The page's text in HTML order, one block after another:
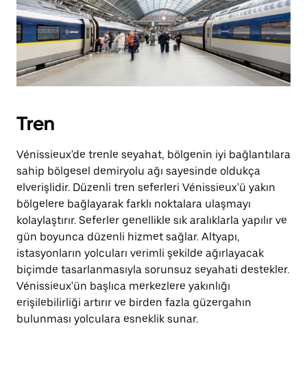
Tren
Vénissieux'de trenle seyahat, bölgenin iyi bağlantılara
sahip bölgesel demiryolu ağı sayesinde oldukça
elverişlidir. Düzenli tren seferleri Vénissieux'ü yakın
bölgelere bağlayarak farklı noktalara ulaşmayı
kolaylaştırır. Seferler genellikle sık aralıklarla yapılır ve
gün boyunca düzenli hizmet sağlar. Altyapı,
istasyonların yolcuları verimli şekilde ağırlayacak
biçimde tasarlanmasıyla sorunsuz seyahati destekler.
Vénissieux'ün başlıca merkezlere yakınlığı
erişilebilirliği artırır ve birden fazla güzergahın
bulunması yolculara esneklik sunar.